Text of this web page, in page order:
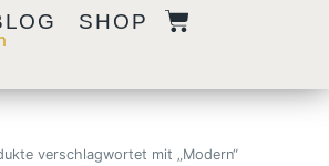
SHOP
verschlagwortet mit „Modern“